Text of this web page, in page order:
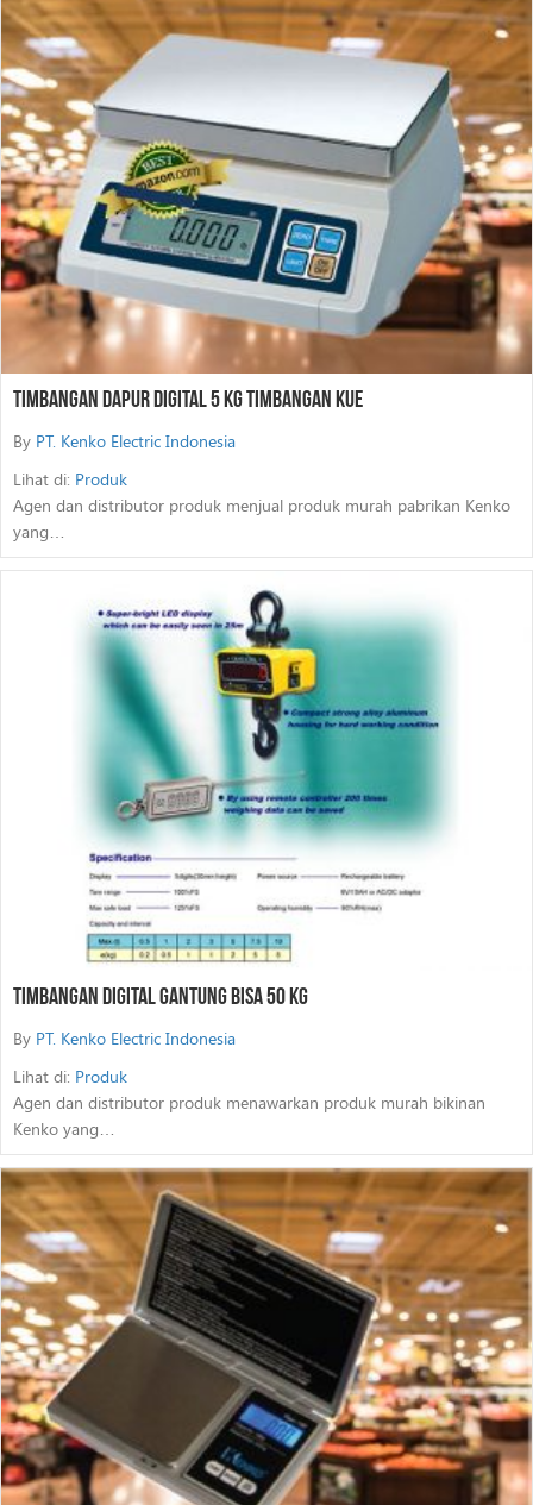
Timbangan Dapur Digital 5 Kg Timbangan Kue
By PT. Kenko Electric Indonesia
Lihat di: Produk
Agen dan distributor produk menjual produk murah pabrikan Kenko
yang…
Timbangan Digital Gantung Bisa 50 Kg
By PT. Kenko Electric Indonesia
Lihat di: Produk
Agen dan distributor produk menawarkan produk murah bikinan
Kenko yang…